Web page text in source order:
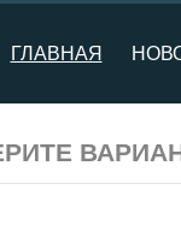
ГЛАВНАЯ